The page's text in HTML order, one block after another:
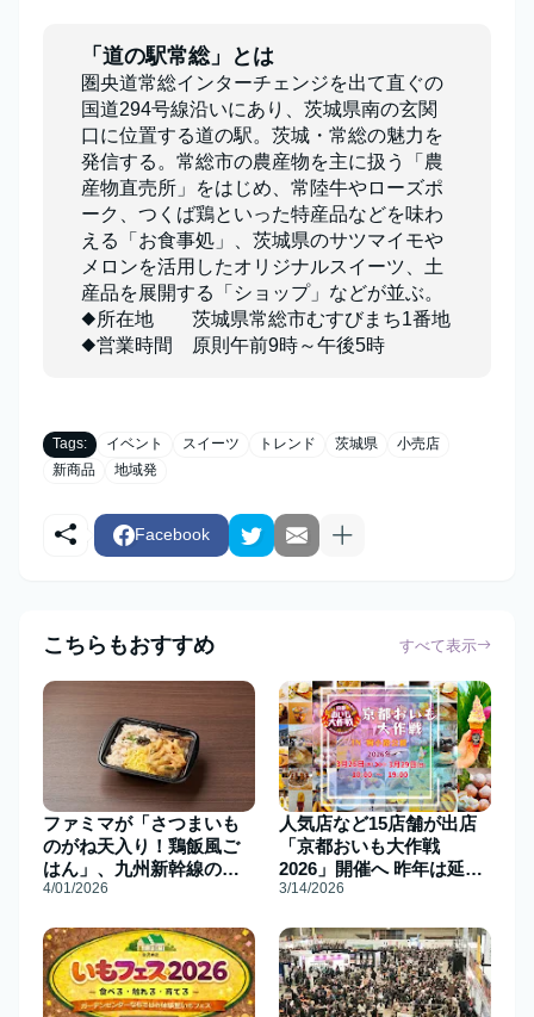
「道の駅常総」とは
圏央道常総インターチェンジを出て直ぐの
国道294号線沿いにあり、茨城県南の玄関
口に位置する道の駅。茨城・常総の魅力を
発信する。常総市の農産物を主に扱う「農
産物直売所」をはじめ、常陸牛やローズポ
ーク、つくば鶏といった特産品などを味わ
える「お食事処」、茨城県のサツマイモや
メロンを活用したオリジナルスイーツ、土
産品を展開する「ショップ」などが並ぶ。
◆所在地 茨城県常総市むすびまち1番地
◆営業時間 原則午前9時～午後5時
Tags: イベント スイーツ トレンド 茨城県
小売店
新商品
地域発
Facebook
こちらもおすすめ すべて表示
ファミマが「さつまいも
のがね天入り！鶏飯風ご
はん」、九州新幹線の節
目祝い限定販売へ
4/01/2026
人気店など15店舗が出店
「京都おいも大作戦
2026」開催へ 昨年は延べ
8万人来場
3/14/2026